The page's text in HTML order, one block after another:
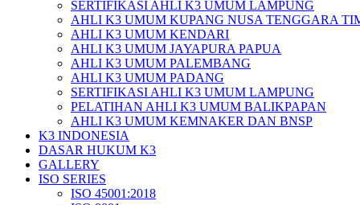
SERTIFIKASI AHLI K3 UMUM LAMPUNG
AHLI K3 UMUM KUPANG NUSA TENGGARA
AHLI K3 UMUM KENDARI
AHLI K3 UMUM JAYAPURA PAPUA
AHLI K3 UMUM PALEMBANG
AHLI K3 UMUM PADANG
SERTIFIKASI AHLI K3 UMUM LAMPUNG
PELATIHAN AHLI K3 UMUM BALIKPAPAN
AHLI K3 UMUM KEMNAKER DAN BNSP
K3 INDONESIA
DASAR HUKUM K3
GALLERY
ISO SERIES
ISO 45001:2018